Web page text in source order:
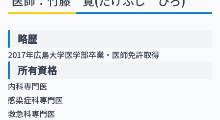
略歴
2017年広島大学医学部卒業・医師免許取得
所有資格
内科専門医
感染症科専門医
救急科専門医